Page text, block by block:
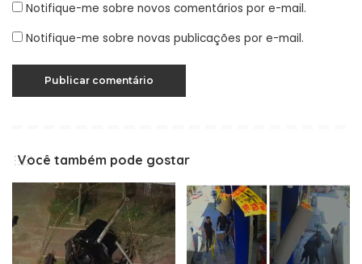
Notifique-me sobre novos comentários por e-mail.
Notifique-me sobre novas publicações por e-mail.
Você também pode gostar